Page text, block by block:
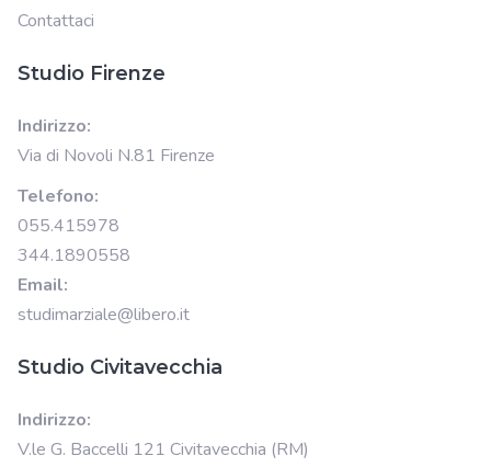
Contattaci
Studio Firenze
Indirizzo:
Via di Novoli N.81 Firenze
Telefono:
055.415978
344.1890558
Email:
studimarziale@libero.it
Studio Civitavecchia
Indirizzo:
V.le G. Baccelli 121 Civitavecchia (RM)